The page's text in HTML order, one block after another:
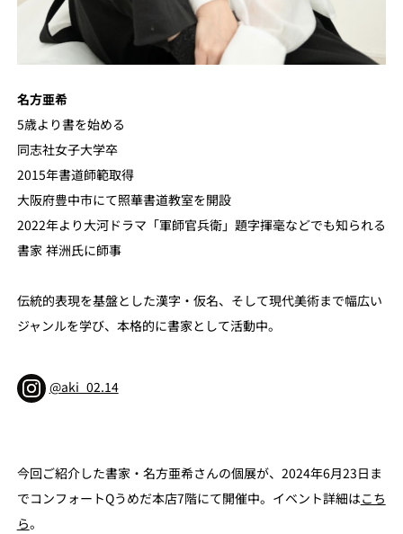
名方亜希
5歳より書を始める
同志社女子大学卒
2015年書道師範取得
大阪府豊中市にて照華書道教室を開設
2022年より大河ドラマ「軍師官兵衛」題字揮毫などでも知られる
書家 祥洲氏に師事
伝統的表現を基盤とした漢字・仮名、そして現代美術まで幅広い
ジャンルを学び、本格的に書家として活動中。
@aki_02.14
今回ご紹介した書家・名方亜希さんの個展が、2024年6月23日ま
でコンフォートQうめだ本店7階にて開催中。イベント詳細はこち
ら。